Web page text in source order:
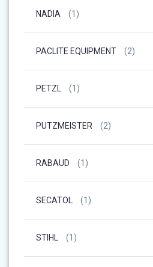
NADIA (1)
PACLITE EQUIPMENT (2)
PETZL (1)
PUTZMEISTER (2)
RABAUD (1)
SECATOL (1)
STIHL (1)